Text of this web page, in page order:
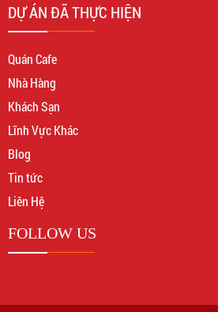
DỰ ÁN ĐÃ THỰC HIỆN
Quán Cafe
Nhà Hàng
Khách Sạn
Lĩnh Vực Khác
Blog
Tin tức
Liên Hệ
FOLLOW US